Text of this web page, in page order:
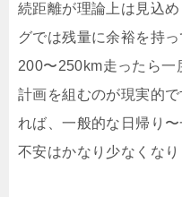
続距離が理論上は見込
グでは残量に余裕を持
200〜250km走ったら一
計画を組むのが現実的
れば、一般的な日帰り
不安はかなり少なくなり